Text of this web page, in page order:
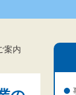
案内